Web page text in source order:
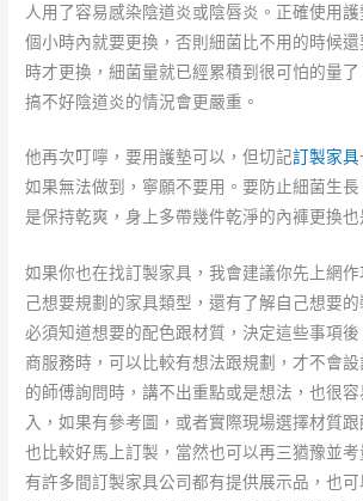
人用了容易感染陰道炎或陰唇炎。正確使用
個小時內就要更換，否則細菌比不用的時候
時才更換，細菌量就已經累積到很可怕的量
搞不好陰道炎的情況會更嚴重。
他再次叮嚀，要用護墊可以，但切記訂製家具
如果無法做到，寧願不要用。要防止細菌生
是保持乾爽，身上多帶幾件乾淨的內褲更換也
如果你也在找訂製家具，我會建議你先上網
己想要規劃的家具類型，還有了解自己想要
必須知道想要的配色跟材質，決定這些事項
商服務時，可以比較有想法跟規劃，才不會
的師傅詢問時，講不出重點或是想法，也很
入，如果有參考圖，或者實際現場選擇材質
也比較好馬上訂製，當然也可以再三猶豫並
有許多間訂製家具公司都有提供展示品，也